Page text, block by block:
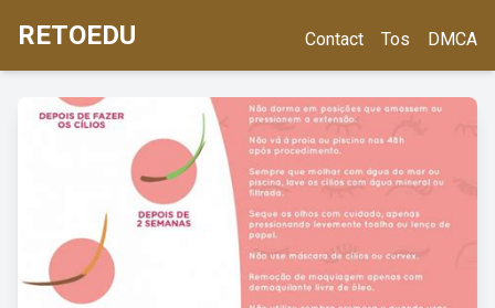
RETOEDU Contact Tos DMCA